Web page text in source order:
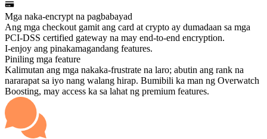
Mga naka-encrypt na pagbabayad
Ang mga checkout gamit ang card at crypto ay dumadaan sa mga
PCI-DSS certified gateway na may end-to-end encryption.
I-enjoy ang pinakamagandang features.
Piniling mga feature
Kalimutan ang mga nakaka-frustrate na laro; abutin ang rank na
nararapat sa iyo nang walang hirap. Bumibili ka man ng Overwatch
Boosting, may access ka sa lahat ng premium features.